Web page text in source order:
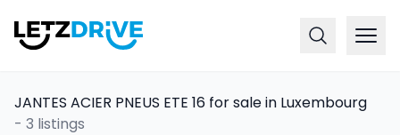
JANTES ACIER PNEUS ETE 16 for sale in Luxembourg
- 3 listings